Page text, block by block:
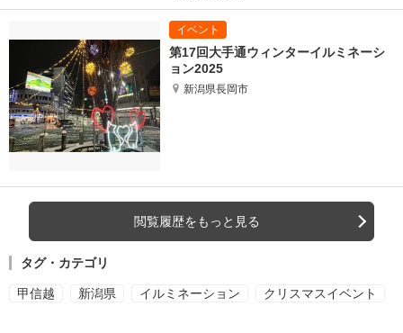
第17回大手通ウィンターイルミネーシ
ョン2025
新潟県長岡市
閲覧履歴をもっと見る
タグ・カテゴリ
甲信越 新潟県 イルミネーション クリスマスイベント